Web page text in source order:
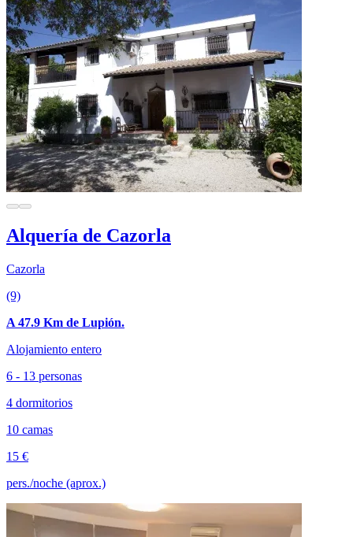
Alquería de Cazorla
Cazorla
(9)
A 47.9 Km de Lupión.
Alojamiento entero
6 - 13 personas
4 dormitorios
10 camas
15 €
pers./noche (aprox.)